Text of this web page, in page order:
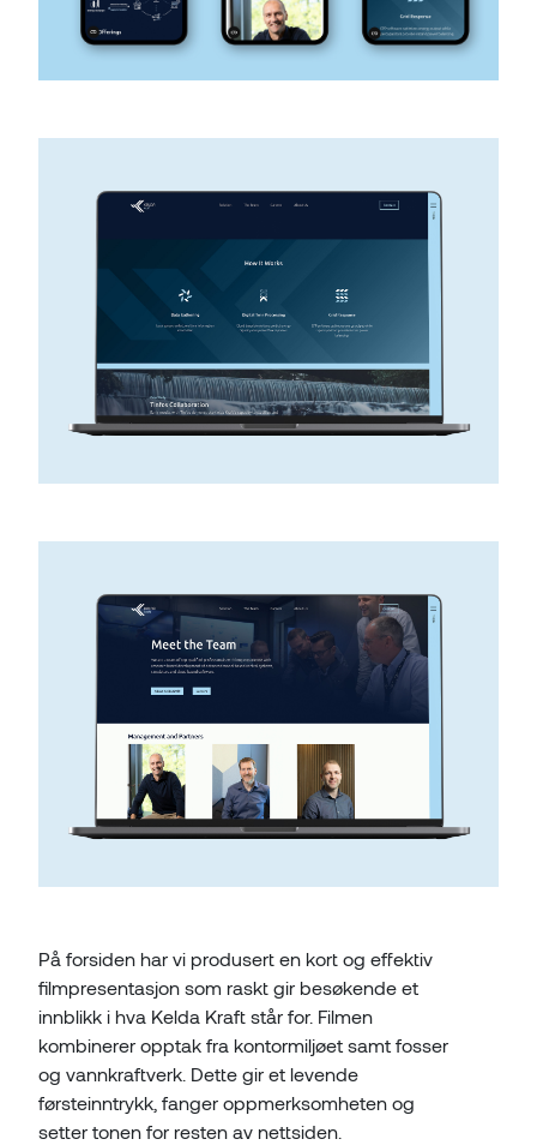
På forsiden har vi produsert en kort og effektiv
filmpresentasjon som raskt gir besøkende et
innblikk i hva Kelda Kraft står for. Filmen
kombinerer opptak fra kontormiljøet samt fosser
og vannkraftverk. Dette gir et levende
førsteinntrykk, fanger oppmerksomheten og
setter tonen for resten av nettsiden.